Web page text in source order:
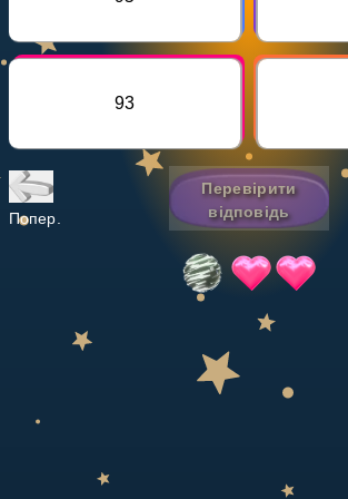
НАВЧАЛЬНИЙ ПЛАН
93
Попер.
Перевірити
відповідь